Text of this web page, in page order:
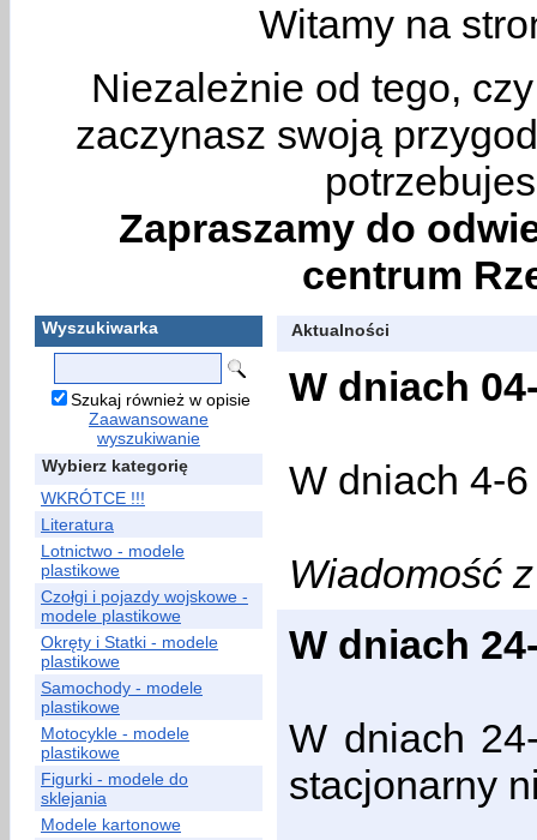
Witamy na
Niezależnie od tego,
zaczynasz swoją
Zapraszamy do
centrum
Wyszukiwarka
Szukaj również w opisie
Zaawansowane
wyszukiwanie
Wybierz kategorię
WKRÓTCE !!!
Literatura
Lotnictwo - modele
plastikowe
Czołgi i pojazdy wojskowe -
modele plastikowe
Okręty i Statki - modele
plastikowe
Samochody - modele
plastikowe
Motocykle - modele
plastikowe
Figurki - modele do
sklejania
Modele kartonowe
Aktualności
W dniach
W dniach 4-
Wiadomość
W dniach
W dniach
stacjonarny